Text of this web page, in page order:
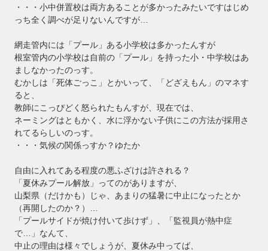
・・・小中併置校は両方あることが多かったみたいですはじめ
っち全く調べが足りないんですが…
網走管内には「プール」ある小学校は多かったんすが
根室管内の小学校は自前の「プール」を持った小・中学校はあ
ましなかったのっす。
むかしは「死体ごっこ」とかいって、「どざえもん」のマネす
ると、
教師にこっぴどく怒られたもんすが、現在では、
ネーミングはともかく、水に浮かない子供にこの方法が採用さ
れてるらしいのっす。
・・・気候の関係っすか？ゆたか
自由に入れてある程度の悪ふざけは許される？
「夏休みプール解放」ってのがありますが、
山梨県（だけかも）じゃ、あまりの猛暑に中止になったとか
（再開したのか？）…
「プールサイドが焼け付いて歩けず」、「監視員が熱中症
で…」なんて、
中止の理由は様々でしょうが、夏休み中ってば、